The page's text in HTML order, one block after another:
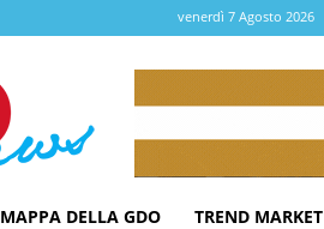
venerdì 7 Agosto 2026
MAPPA DELLA GDO TREND MARKET